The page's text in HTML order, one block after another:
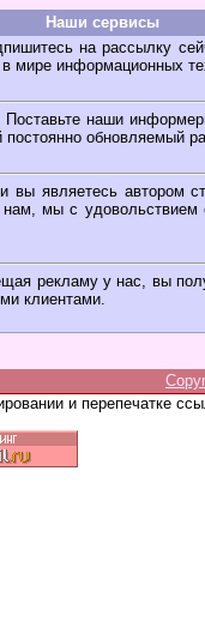
Наши сервисы
на рассылку
мире информационных
Поставьте наши
постоянно обновляемый
вы являетесь автором
мы с удовольствием
рекламу у нас, вы
клиентами.
и перепечатке